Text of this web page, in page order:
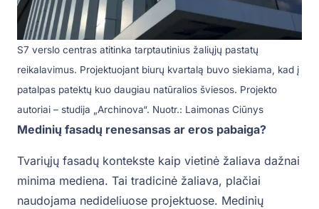
S7 verslo centras atitinka tarptautinius žaliųjų pastatų
reikalavimus. Projektuojant biurų kvartalą buvo siekiama, kad į
patalpas patektų kuo daugiau natūralios šviesos. Projekto
autoriai – studija „Archinova“. Nuotr.: Laimonas Ciūnys
Medinių fasadų renesansas ar eros pabaiga?
Tvariųjų fasadų kontekste kaip vietinė žaliava dažnai
minima mediena. Tai tradicinė žaliava, plačiai
naudojama nedideliuose projektuose. Medinių